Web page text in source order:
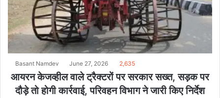
Basant Namdev June 27, 2026 2,635
आयरन केजव्हील वाले ट्रैक्टरों पर सरकार सख्त, सड़क पर
दौड़े तो होगी कार्रवाई, परिवहन विभाग ने जारी किए निर्देश